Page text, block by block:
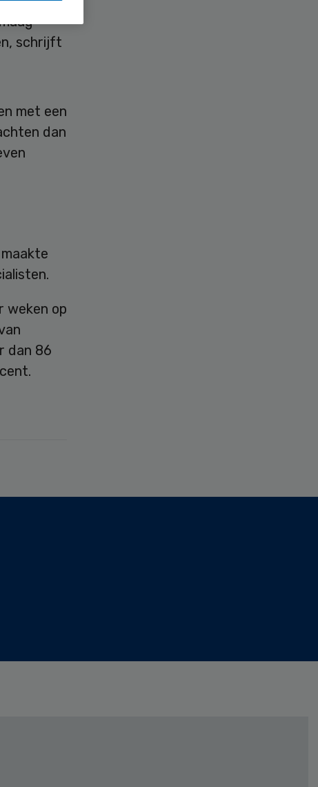
schrijft
met een
dan
weken op
dan 86